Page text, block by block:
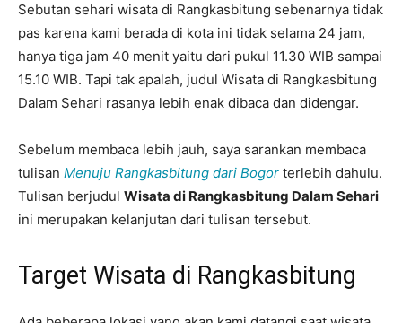
Sebutan sehari wisata di Rangkasbitung sebenarnya tidak
pas karena kami berada di kota ini tidak selama 24 jam,
hanya tiga jam 40 menit yaitu dari pukul 11.30 WIB sampai
15.10 WIB. Tapi tak apalah, judul Wisata di Rangkasbitung
Dalam Sehari rasanya lebih enak dibaca dan didengar.
Sebelum membaca lebih jauh, saya sarankan membaca
tulisan Menuju Rangkasbitung dari Bogor terlebih dahulu.
Tulisan berjudul Wisata di Rangkasbitung Dalam Sehari
ini merupakan kelanjutan dari tulisan tersebut.
Target Wisata di Rangkasbitung